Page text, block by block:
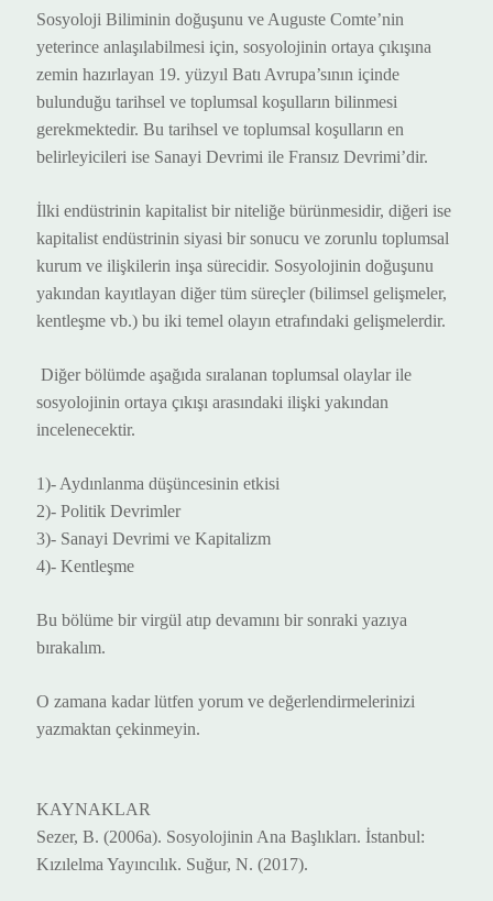
Sosyoloji Biliminin doğuşunu ve Auguste Comte’nin
yeterince anlaşılabilmesi için, sosyolojinin ortaya çıkışına
zemin hazırlayan 19. yüzyıl Batı Avrupa’sının içinde
bulunduğu tarihsel ve toplumsal koşulların bilinmesi
gerekmektedir. Bu tarihsel ve toplumsal koşulların en
belirleyicileri ise Sanayi Devrimi ile Fransız Devrimi’dir.
İlki endüstrinin kapitalist bir niteliğe bürünmesidir, diğeri ise
kapitalist endüstrinin siyasi bir sonucu ve zorunlu toplumsal
kurum ve ilişkilerin inşa sürecidir. Sosyolojinin doğuşunu
yakından kayıtlayan diğer tüm süreçler (bilimsel gelişmeler,
kentleşme vb.) bu iki temel olayın etrafındaki gelişmelerdir.
Diğer bölümde aşağıda sıralanan toplumsal olaylar ile
sosyolojinin ortaya çıkışı arasındaki ilişki yakından
incelenecektir.
1)- Aydınlanma düşüncesinin etkisi
2)- Politik Devrimler
3)- Sanayi Devrimi ve Kapitalizm
4)- Kentleşme
Bu bölüme bir virgül atıp devamını bir sonraki yazıya
bırakalım.
O zamana kadar lütfen yorum ve değerlendirmelerinizi
yazmaktan çekinmeyin.
KAYNAKLAR
Sezer, B. (2006a). Sosyolojinin Ana Başlıkları. İstanbul:
Kızılelma Yayıncılık. Suğur, N. (2017).